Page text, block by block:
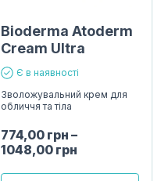
Bioderma Atoderm
Cream Ultra
Є в наявності
Зволожувальний крем для
обличчя та тіла
774,00 грн –
1048,00 грн